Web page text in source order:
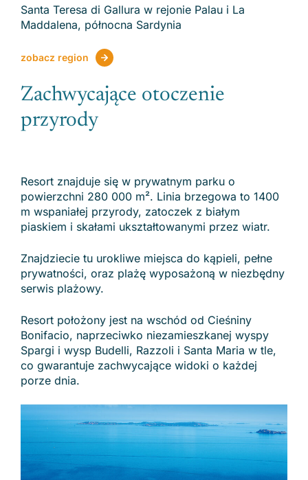
Santa Teresa di Gallura w rejonie Palau i La
Maddalena, północna Sardynia
zobacz region
Zachwycające otoczenie
przyrody
Resort znajduje się w prywatnym parku o
powierzchni 280 000 m². Linia brzegowa to 1400
m wspaniałej przyrody, zatoczek z białym
piaskiem i skałami ukształtowanymi przez wiatr.
Znajdziecie tu urokliwe miejsca do kąpieli, pełne
prywatności, oraz plażę wyposażoną w niezbędny
serwis plażowy.
Resort położony jest na wschód od Cieśniny
Bonifacio, naprzeciwko niezamieszkanej wyspy
Spargi i wysp Budelli, Razzoli i Santa Maria w tle,
co gwarantuje zachwycające widoki o każdej
porze dnia.